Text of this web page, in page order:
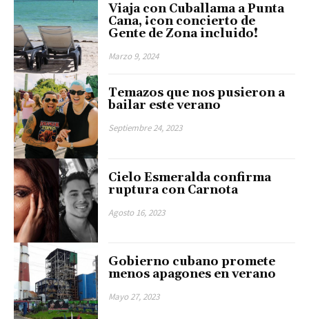
Viaja con Cuballama a Punta
Cana, ¡con concierto de
Gente de Zona incluido!
Marzo 9, 2024
Temazos que nos pusieron a
bailar este verano
Septiembre 24, 2023
Cielo Esmeralda confirma
ruptura con Carnota
Agosto 16, 2023
Gobierno cubano promete
menos apagones en verano
Mayo 27, 2023